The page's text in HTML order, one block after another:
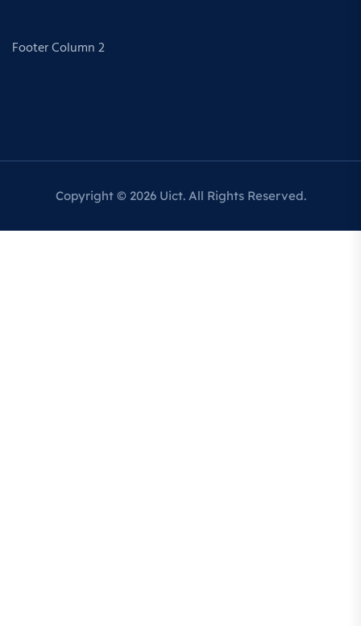
Footer Column 2
Copyright © 2026 Uict. All Rights Reserved.